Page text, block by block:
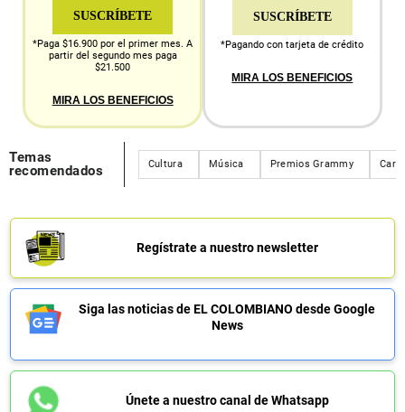
SUSCRÍBETE
*Paga $16.900 por el primer mes. A
partir del segundo mes paga
$21.500
MIRA LOS BENEFICIOS
SUSCRÍBETE
*Pagando con tarjeta de crédito
MIRA LOS BENEFICIOS
Temas
recomendados
Cultura Música Premios Grammy
Regístrate a nuestro newsletter
Siga las noticias de EL COLOMBIANO desde Google
News
Únete a nuestro canal de Whatsapp